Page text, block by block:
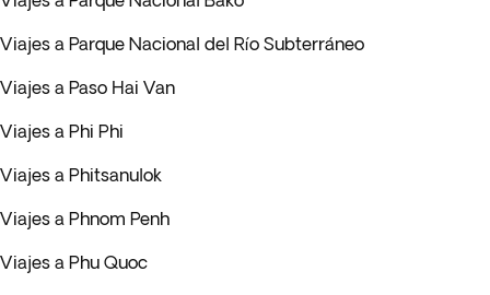
Viajes a Parque Nacional del Río Subterráneo
Viajes a Paso Hai Van
Viajes a Phi Phi
Viajes a Phitsanulok
Viajes a Phnom Penh
Viajes a Phu Quoc